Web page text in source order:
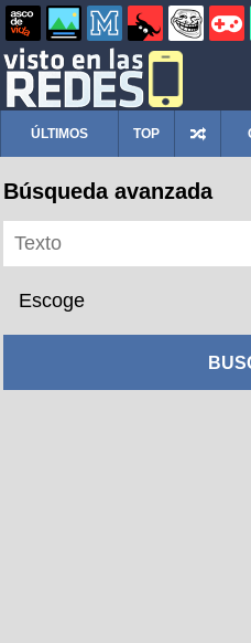
ÚLTIMOS TOP
Búsqueda avanzada